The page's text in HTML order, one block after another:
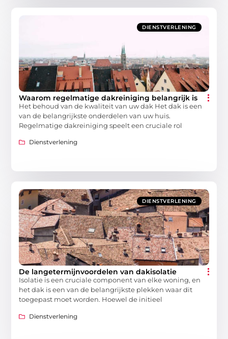
DIENSTVERLENING
Waarom regelmatige dakreiniging belangrijk is
Het behoud van de kwaliteit van uw dak Het dak is een
van de belangrijkste onderdelen van uw huis.
Regelmatige dakreiniging speelt een cruciale rol
Dienstverlening
DIENSTVERLENING
De langetermijnvoordelen van dakisolatie
Isolatie is een cruciale component van elke woning, en
het dak is een van de belangrijkste plekken waar dit
toegepast moet worden. Hoewel de initieel
Dienstverlening